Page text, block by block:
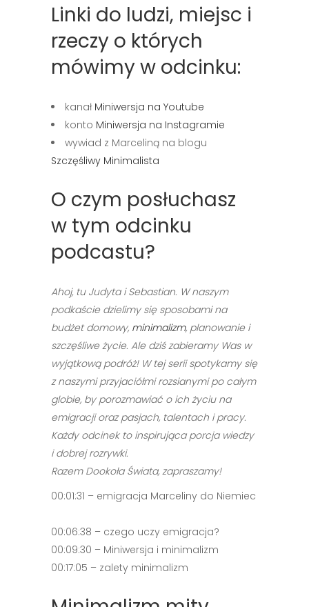
Linki do ludzi, miejsc i
rzeczy o których
mówimy w odcinku:
kanał Miniwersja na Youtube
konto Miniwersja na Instagramie
wywiad z Marceliną na blogu
Szczęśliwy Minimalista
O czym posłuchasz
w tym odcinku
podcastu?
Ahoj, tu Judyta i Sebastian. W naszym
podkaście dzielimy się sposobami na
budżet domowy, minimalizm, planowanie i
szczęśliwe życie. Ale dziś zabieramy Was w
wyjątkową podróż! W tej serii spotykamy się
z naszymi przyjaciółmi rozsianymi po całym
globie, by porozmawiać o ich życiu na
emigracji oraz pasjach, talentach i pracy.
Każdy odcinek to inspirująca porcja wiedzy
i dobrej rozrywki.
Razem Dookoła Świata, zapraszamy!
00:01:31 – emigracja Marceliny do Niemiec
00:06:38 – czego uczy emigracja?
00:09:30 – Miniwersja i minimalizm
00:17:05 – zalety minimalizm